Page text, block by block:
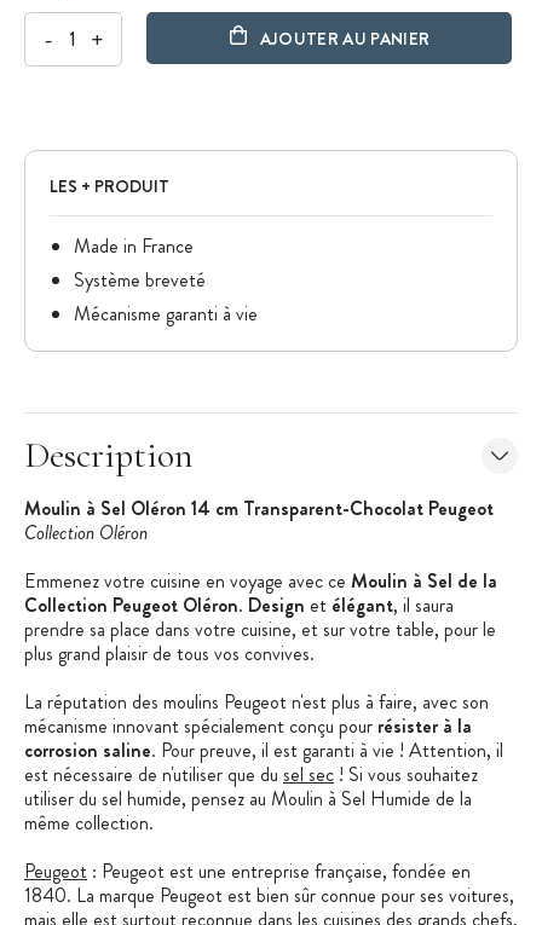
- + AJOUTER AU PANIER
LES + PRODUIT
Made in France
Système breveté
Mécanisme garanti à vie
Description
Moulin à Sel Oléron 14 cm Transparent-Chocolat Peugeot
Collection Oléron
Emmenez votre cuisine en voyage avec ce Moulin à Sel de la
Collection Peugeot Oléron. Design et élégant, il saura
prendre sa place dans votre cuisine, et sur votre table, pour le
plus grand plaisir de tous vos convives.
La réputation des moulins Peugeot n'est plus à faire, avec son
mécanisme innovant spécialement conçu pour résister à la
corrosion saline. Pour preuve, il est garanti à vie ! Attention, il
est nécessaire de n'utiliser que du sel sec ! Si vous souhaitez
utiliser du sel humide, pensez au Moulin à Sel Humide de la
même collection.
Peugeot : Peugeot est une entreprise française, fondée en
1840. La marque Peugeot est bien sûr connue pour ses voitures,